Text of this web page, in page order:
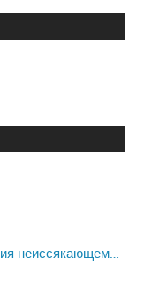
неиссякающем…